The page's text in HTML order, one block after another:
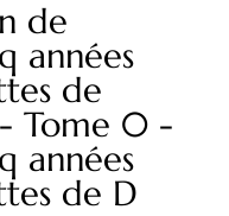
de
années
de
Tome 0 -
années
de D